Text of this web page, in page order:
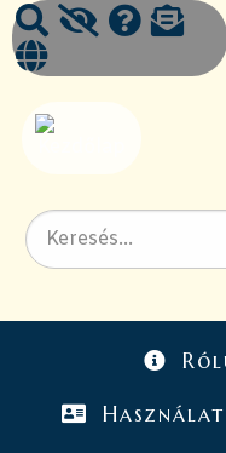
Használat